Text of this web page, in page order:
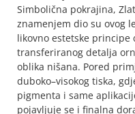
Simbolična pokrajina,
znamenjem dio su ovog
likovno estetske principe
transferiranog detalja
oblika nišana. Pored
duboko–visokog tiska,
pigmenta i same
pojavljuje se i finalna